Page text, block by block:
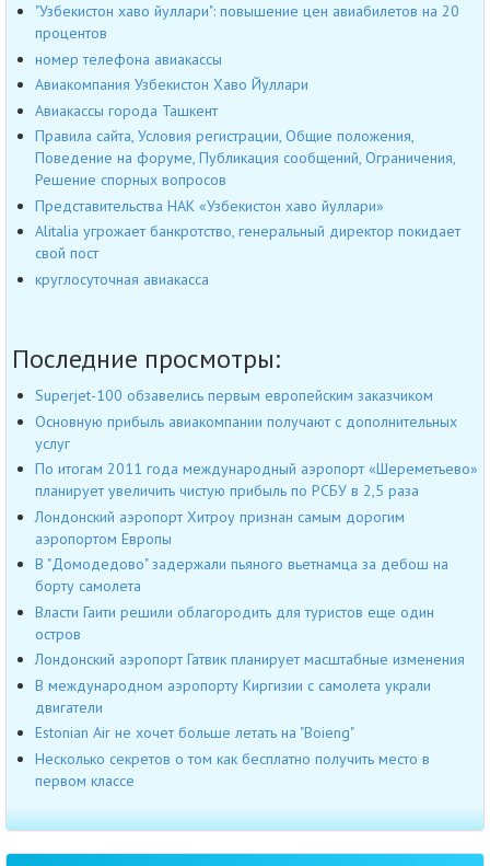
"Узбекистон хаво йуллари": повышение цен авиабилетов на 20
процентов
номер телефона авиакассы
Авиакомпания Узбекистон Хаво Йуллари
Авиакассы города Ташкент
Правила сайта, Условия регистрации, Общие положения,
Поведение на форуме, Публикация сообщений, Ограничения,
Решение спорных вопросов
Представительства НАК «Узбекистон хаво йуллари»
Alitalia угрожает банкротство, генеральный директор покидает
свой пост
круглосуточная авиакасса
Последние просмотры:
Superjet-100 обзавелись первым европейским заказчиком
Основную прибыль авиакомпании получают с дополнительных
услуг
По итогам 2011 года международный аэропорт «Шереметьево»
планирует увеличить чистую прибыль по РСБУ в 2,5 раза
Лондонский аэропорт Хитроу признан самым дорогим
аэропортом Европы
В "Домодедово" задержали пьяного вьетнамца за дебош на
борту самолета
Власти Гаити решили облагородить для туристов еще один
остров
Лондонский аэропорт Гатвик планирует масштабные изменения
В международном аэропорту Киргизии с самолета украли
двигатели
Estonian Air не хочет больше летать на "Boieng"
Несколько секретов о том как бесплатно получить место в
первом классе